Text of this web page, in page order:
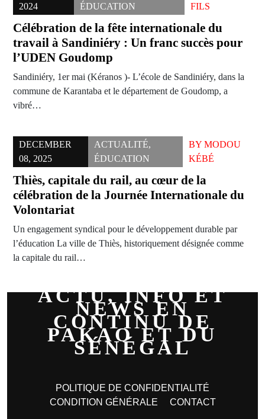
2024
ÉDUCATION
FILS
Célébration de la fête internationale du
travail à Sandiniéry : Un franc succès pour
l’UDEN Goudomp
Sandiniéry, 1er mai (Kéranos )- L’école de Sandiniéry, dans la
commune de Karantaba et le département de Goudomp, a
vibré…
DECEMBER
08, 2025
ACTUALITÉ,
ÉDUCATION
BY MODOU
KÉBÉ
Thiès, capitale du rail, au cœur de la
célébration de la Journée Internationale du
Volontariat
Un engagement syndical pour le développement durable par
l’éducation La ville de Thiès, historiquement désignée comme
la capitale du rail…
ACTU, INFO ET
NEWS EN
CONTINU DE
PAKAO ET DU
SÉNÉGAL
POLITIQUE DE CONFIDENTIALITÉ
CONDITION GÉNÉRALE
CONTACT